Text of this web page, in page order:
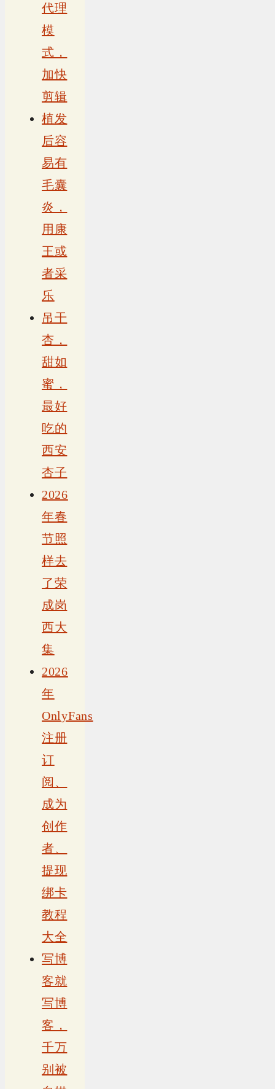
代理
模
式，
加快
剪辑
植发
后容
易有
毛囊
炎，
用康
王或
者采
乐
吊干
杏，
甜如
蜜，
最好
吃的
西安
杏子
2026
年春
节照
样去
了荣
成岗
西大
集
2026
年
OnlyFans
注册
订
阅、
成为
创作
者、
提现
绑卡
教程
大全
写博
客就
写博
客，
千万
别被